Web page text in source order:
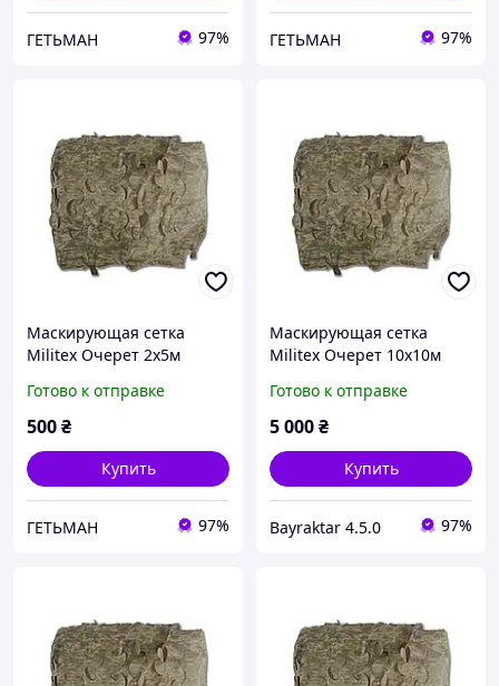
ГЕТЬМАН 97% ГЕТЬМАН 97%
Маскирующая сетка
Militex Очерет 2х5м
Готово к отправке
500₴
Купить
ГЕТЬМАН 97%
Маскирующая сетка
Militex Очерет 10х10м
Готово к отправке
5 000₴
Купить
Bayraktar 4.5.0 97%